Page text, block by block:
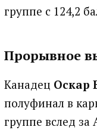
группе с 124,2
Прорывное
Канадец Оскар
полуфинал в
группе вслед за